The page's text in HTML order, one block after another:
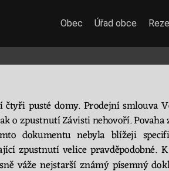
čtyři pusté domy. Prodejní smlouva
o zpustnutí Závisti nehovoří. Povaha
dokumentu nebyla blížeji speci
zpustnutí velice pravděpodobné. K
váže nejstarší známý písemný
Obec Úřad obce